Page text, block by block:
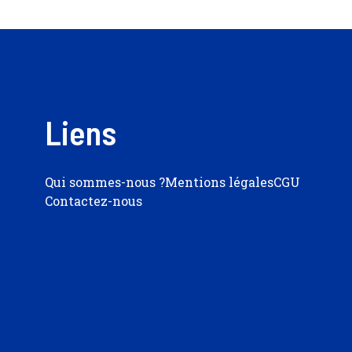
Liens
Qui sommes-nous ?Mentions légalesCGU
Contactez-nous